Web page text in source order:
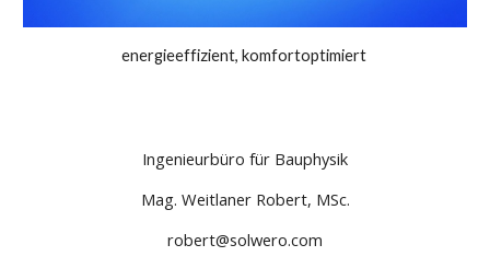
energieeffizient, komfortoptimiert
Ingenieurbüro für Bauphysik
Mag. Weitlaner Robert, MSc.
robert@solwero.com